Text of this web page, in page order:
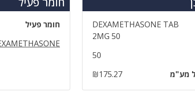
DEXAMETHASONE TAB
2MG 50
50
מע"מ
₪175.27
חומר פעיל